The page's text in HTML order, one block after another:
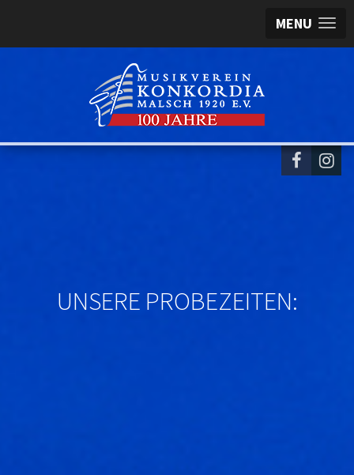
MENU
UNSERE PROBEZEITEN: